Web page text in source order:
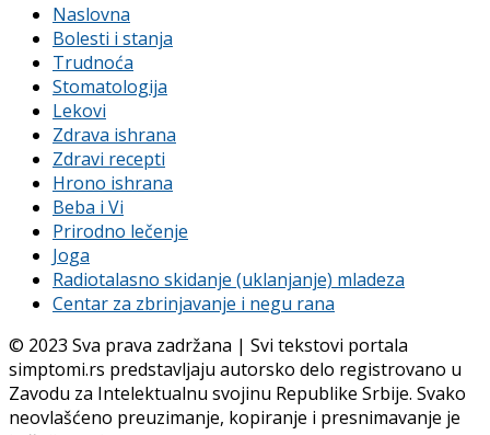
Naslovna
Bolesti i stanja
Trudnoća
Stomatologija
Lekovi
Zdrava ishrana
Zdravi recepti
Hrono ishrana
Beba i Vi
Prirodno lečenje
Joga
Radiotalasno skidanje (uklanjanje) mladeza
Centar za zbrinjavanje i negu rana
© 2023 Sva prava zadržana | Svi tekstovi portala
simptomi.rs predstavljaju autorsko delo registrovano u
Zavodu za Intelektualnu svojinu Republike Srbije. Svako
neovlašćeno preuzimanje, kopiranje i presnimavanje je